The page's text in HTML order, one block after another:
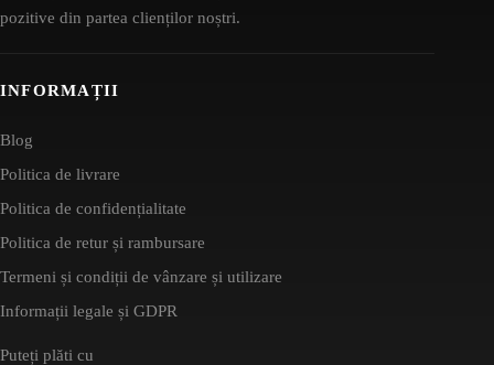
pozitive din partea clienților noștri.
INFORMAȚII
Blog
Politica de livrare
Politica de confidențialitate
Politica de retur și rambursare
Termeni și condiții de vânzare și utilizare
Informații legale și GDPR
Puteți plăti cu